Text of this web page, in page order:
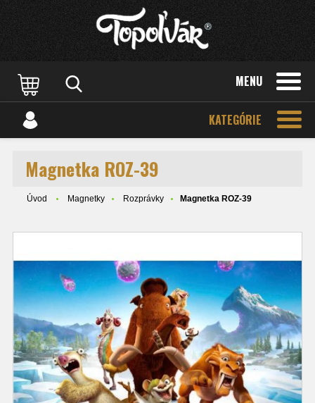
MENU
KATEGÓRIE
Magnetka ROZ-39
Úvod Magnetky Rozprávky Magnetka ROZ-39